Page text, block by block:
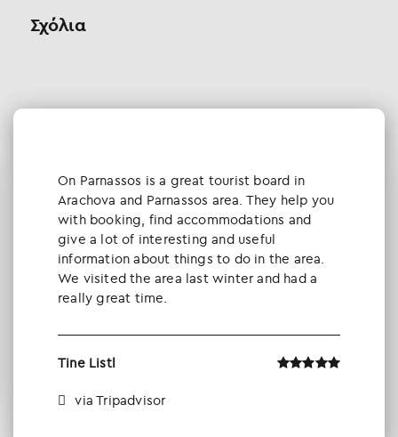
Σχόλια
Οn Parnassos is a great tourist board in
Arachova and Parnassos area. They help you
with booking, find accommodations and
give a lot of interesting and useful
information about things to do in the area.
We visited the area last winter and had a
really great time.
Tine Listl
via Tripadvisor